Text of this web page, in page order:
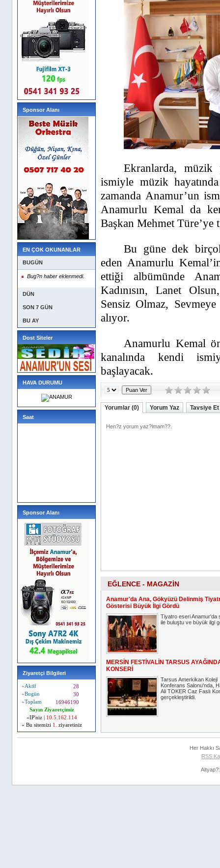
Sponsor Alanı
EN ÇOK OKUNANLAR
BUGÜN
Bug?n haber eklenmedi.
DÜN
SON 7 GÜN
BU AY
Dost Siteler
HAVA DURUMU
Saat
Sponsor Alanı
Ziyaretçi Bilgileri
»Aktif
28
»Bugün
30
»Toplam
16946190
Sayın Ziyaretçimiz
»IP'niz |
10.5.162.114
» Bu sitemizi 1. ziyaretiniz
Ekranlarda, müzik
ismiyle müzik
zamanda Anamur’un
Anamurlu Kemal da
Başkan Mehmet Türe’ye
Bu güne dek
eden Anamurlu
ettiği albümünde
Kadınısın, Lanet
Sensiz Olmaz,
alıyor.
Anamurlu Kemal
kanalında kendi
başlayacak.
Yorumlar (0) Yorum Yaz Tavsiye Et
EĞLENCE - MAGAZİN
Anamur'da Ana, Gökyüzü Delinmiş
Gösterisi Büyük İlgi Gördü
Tiyatro eseri Anamur'da
ile buluştu ve büyük ilgi
MERSİN FESTİVALİN TARSUS
KONSERİ
Tarsus Amerkikan Koleji
Konferans Salonu'nda,
Ali TOKER Caz Faslı
gerçekleştirildi.
Her Hakkı
RSS